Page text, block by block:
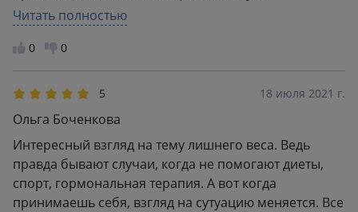
немаловажный факт, как по мне, это то, что здесь вы
узнаете, как же важно все-таки вовремя менять свое
мышление.
Читать полностью
0 0
5 18 июля 2021 г.
Ольга Боченкова
Интересный взгляд на тему лишнего веса. Ведь
правда бывают случаи, когда не помогают диеты,
спорт, гормональная терапия. А вот когда
принимаешь себя, взгляд на сутуацию меняется. Все